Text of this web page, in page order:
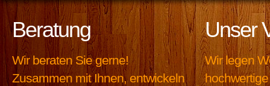
Beratung
Wir beraten Sie gerne!
Zusammen mit Ihnen, entwickeln
Unser
Wir legen